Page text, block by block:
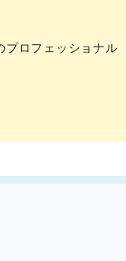
プロフェッショナル